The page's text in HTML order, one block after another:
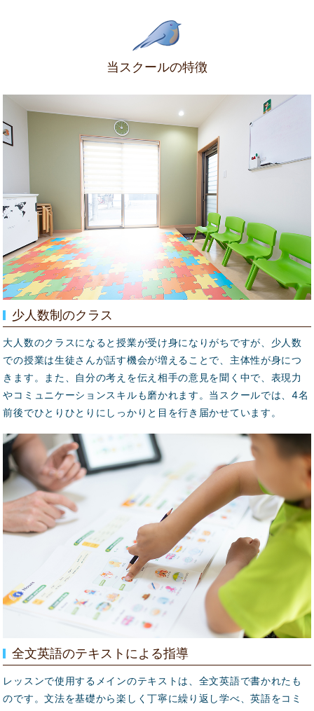
当スクールの特徴
少人数制のクラス
大人数のクラスになると授業が受け身になりがちですが、少人数
での授業は生徒さんが話す機会が増えることで、主体性が身につ
きます。また、自分の考えを伝え相手の意見を聞く中で、表現力
やコミュニケーションスキルも磨かれます。当スクールでは、4名
前後でひとりひとりにしっかりと目を行き届かせています。
全文英語のテキストによる指導
レッスンで使用するメインのテキストは、全文英語で書かれたも
のです。文法を基礎から楽しく丁寧に繰り返し学べ、英語をコミ